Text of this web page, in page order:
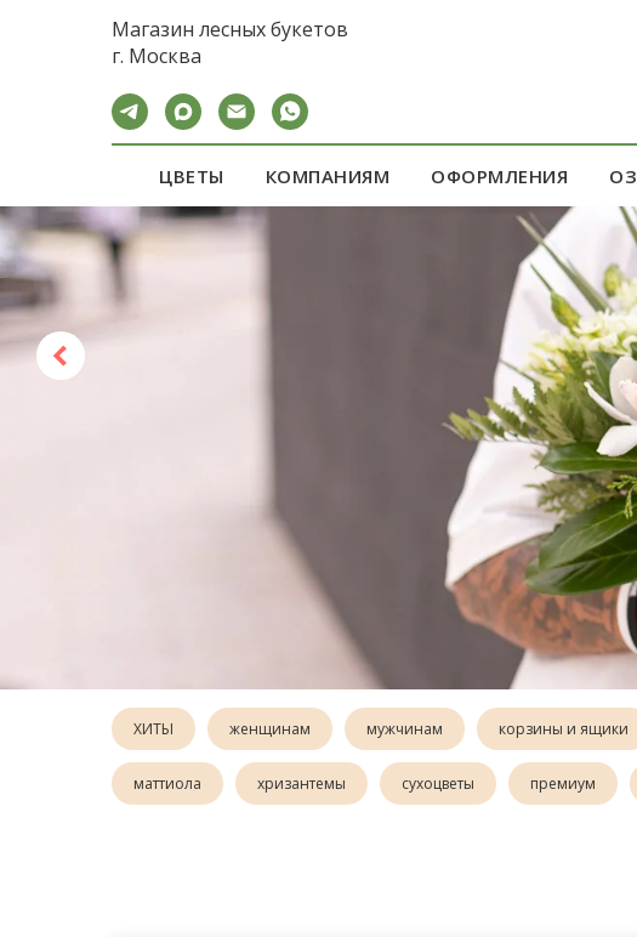
Магазин лесных букетов
г. Москва
ЦВЕТЫ КОМПАНИЯМ ОФОРМЛЕНИЯ
ХИТЫ женщинам мужчинам корзины и ящики
маттиола хризантемы сухоцветы премиум